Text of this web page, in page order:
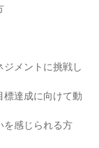
ジメントに挑戦し
標達成に向けて動
を感じられる方